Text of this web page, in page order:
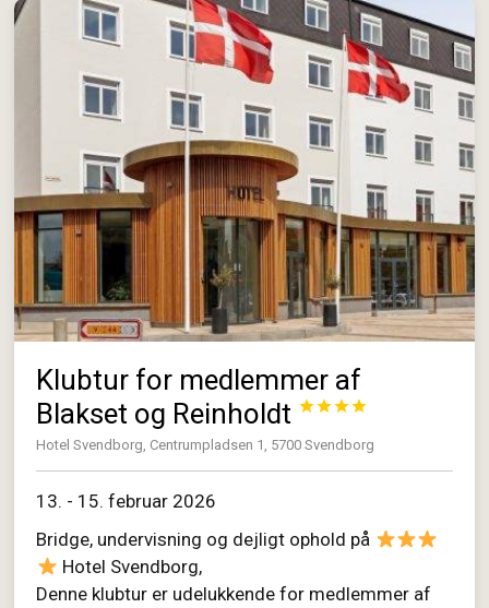
Klubtur for medlemmer af
Blakset og Reinholdt




Hotel Svendborg, Centrumpladsen 1, 5700 Svendborg
13. - 15. februar 2026
Bridge, undervisning og dejligt ophold på
Hotel Svendborg,
Denne klubtur er udelukkende for medlemmer af